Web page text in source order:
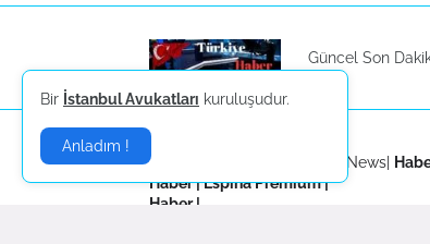
Güncel Son
Niuews
News
Haber|Espina Premium|
Haber|
Bir İstanbul Avukatları kuruluşudur.
Anladım !